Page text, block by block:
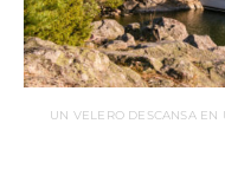
UN VELERO DESCANSA